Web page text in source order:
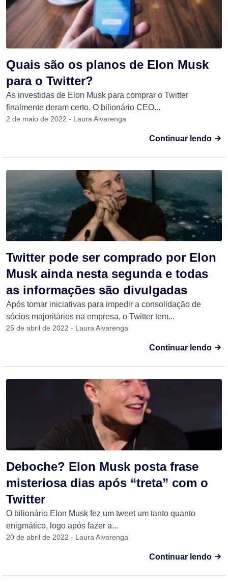
Quais são os planos de Elon Musk
para o Twitter?
As investidas de Elon Musk para comprar o Twitter
finalmente deram certo. O bilionário CEO...
2 de maio de 2022 - Laura Alvarenga
Continuar lendo
Twitter pode ser comprado por Elon
Musk ainda nesta segunda e todas
as informações são divulgadas
Após tomar iniciativas para impedir a consolidação de
sócios majoritários na empresa, o Twitter tem...
25 de abril de 2022 - Laura Alvarenga
Continuar lendo
Deboche? Elon Musk posta frase
misteriosa dias após “treta” com o
Twitter
O bilionário Elon Musk fez um tweet um tanto quanto
enigmático, logo após fazer a...
20 de abril de 2022 - Laura Alvarenga
Continuar lendo